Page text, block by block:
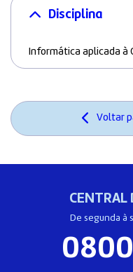
Disciplina
Informática aplicada à
Voltar
CENTRAL
De segunda à